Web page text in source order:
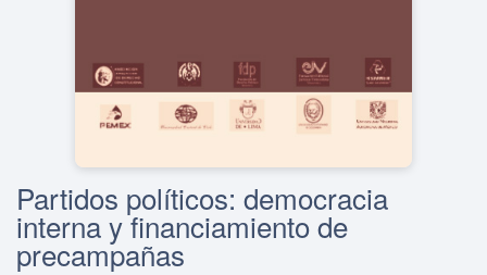
Partidos políticos: democracia
interna y financiamiento de
precampañas